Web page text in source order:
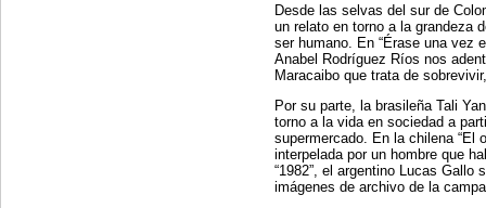
Desde las selvas del sur de
un relato en torno a la grandeza
ser humano. En “Érase una vez
Anabel Rodríguez Ríos nos
Maracaibo que trata de
Por su parte, la brasileña Tali
torno a la vida en sociedad a
supermercado. En la chilena “El
interpelada por un hombre que
“1982”, el argentino Lucas
imágenes de archivo de la